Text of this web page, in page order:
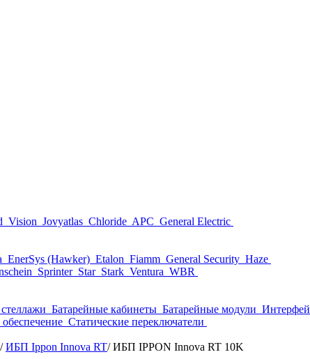
Vision Jovyatlas Chloride APC General Electric
EnerSys (Hawker) Etalon Fiamm General Security Haze
Sprinter Star Stark Ventura WBR
Батарейные кабинеты Батарейные модули
Статические переключатели
/ ИБП Ippon Innova RT/ ИБП IPPON Innova RT 10K